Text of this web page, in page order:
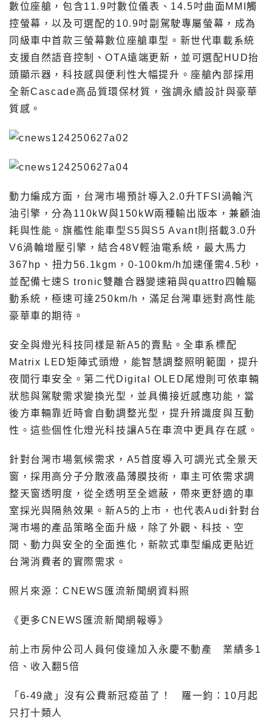
數位座艙，包含11.9吋數位儀表、14.5吋曲面MMI觸
控螢幕，以及可選配的10.9吋副駕駛專屬螢幕，成為
同級車中首款三螢幕數位座艙車型。新世代車載系統
支援自然語音控制、OTA遠端更新，並可選配HUD抬
頭顯示器，科技感與便利性大幅提升。座艙內部採用
全新Cascade高品質環保材質，強調永續設計與豪華
質感。
動力編成方面，台灣市場預計導入2.0升TFSI渦輪汽
油引擎，分為110kW與150kW兩種輸出版本，兼顧油
耗與性能。旗艦性能車型S5與S5 Avant則搭載3.0升
V6渦輪增壓引擎，結合48V輕油電系統，最大馬力
367hp、扭力56.1kgm，0-100km/h加速僅需4.5秒，
並配備七速S tronic雙離合器變速箱與quattro四輪驅
動系統，極速可達250km/h，滿足台灣車迷對高性能
豪華車的期待。
安全與燈光科技同樣是新A5的賣點。全車系標配
Matrix LED矩陣式頭燈，能智慧調整照明範圍，提升
夜間行車安全。第二代Digital OLED尾燈則可依車輛
狀態與駕駛需求變換光型，並具備接近感應功能，當
後方車輛靠近時會自動調整光型，提升辨識度與互動
性。這些個性化燈光科技讓A5在車流中更具存在感。
針對台灣市場氣候需求，A5首度導入可調光式全景天
窗，採用高分子分散液晶薄膜技術，車主可依需求調
整天窗透明度，從全透明至全遮蔽，帶來更舒適的車
室採光與隔熱效果。新A5的上市，也代表Audi針對台
灣市場的產品策略全面升級，除了外觀、科技、空
間、動力與安全的全面進化，新款式車型編成更貼近
台灣消費者的實際需求。
照片來源：CNEWS匯流新聞網資料照
《更多CNEWS匯流新聞網報導》
前上市房仲公司人員何俊達加入永慶不動產 業績多1
倍、收入翻5倍
「6-49歲」沒有公費新冠疫苗了！
羅一鈞：10月起
只打十類人